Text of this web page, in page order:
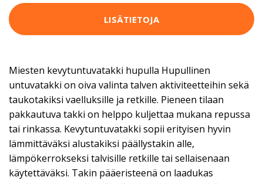
LISÄTIETOJA
Miesten kevytuntuvatakki hupulla Hupullinen
untuvatakki on oiva valinta talven aktiviteetteihin sekä
taukotakiksi vaelluksille ja retkille. Pieneen tilaan
pakkautuva takki on helppo kuljettaa mukana repussa
tai rinkassa. Kevytuntuvatakki sopii erityisen hyvin
lämmittäväksi alustakiksi päällystakin alle,
lämpökerrokseksi talvisille retkille tai sellaisenaan
käytettäväksi. Takin pääeristeenä on laadukas